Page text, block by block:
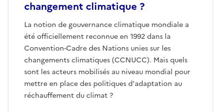
changement climatique ?
La notion de gouvernance climatique mondiale a
été officiellement reconnue en 1992 dans la
Convention-Cadre des Nations unies sur les
changements climatiques (CCNUCC). Mais quels
sont les acteurs mobilisés au niveau mondial pour
mettre en place des politiques d'adaptation au
réchauffement du climat ?